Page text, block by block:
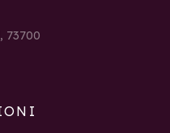
73700